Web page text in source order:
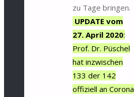
zu Tage bringen.
UPDATE vom
27. April 2020:
Prof. Dr. Püschel
hat inzwischen
133 der 142
offiziell an Corona